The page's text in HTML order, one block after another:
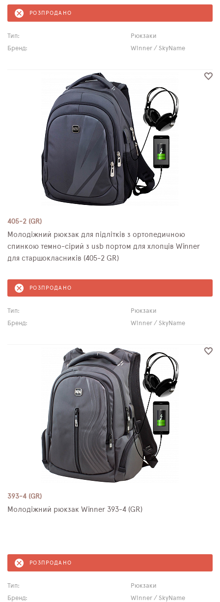
РОЗПРОДАНО
Тип:
Рюкзаки
Бренд:
Winner / SkyName
405-2 (GR)
Молодіжний рюкзак для підлітків з ортопедичною
спинкою темно-сірий з usb портом для хлопців Winner
для старшокласників (405-2 GR)
РОЗПРОДАНО
Тип:
Рюкзаки
Бренд:
Winner / SkyName
393-4 (GR)
Молодіжний рюкзак Winner 393-4 (GR)
РОЗПРОДАНО
Тип:
Рюкзаки
Бренд:
Winner / SkyName